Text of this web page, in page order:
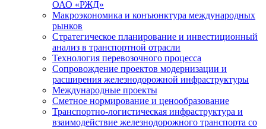
ОАО «РЖД»
Макроэкономика и конъюнктура международных
рынков
Стратегическое планирование и инвестиционный
анализ в транспортной отрасли
Технология перевозочного процесса
Сопровождение проектов модернизации и
расширения железнодорожной инфраструктуры
Международные проекты
Сметное нормирование и ценообразование
Транспортно-логистическая инфраструктура и
взаимодействие железнодорожного транспорта со